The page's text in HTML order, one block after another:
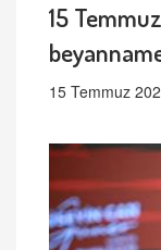
15
15 Temmuz